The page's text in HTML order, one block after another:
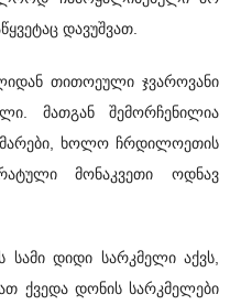
დავუშვათ.
თითოეული ჯვაროვანი
მათგან შემორჩენილია
ხოლო ჩრდილოეთის
მონაკვეთი ოდნავ
სამი დიდი სარკმელი აქვს,
ქვედა დონის სარკმელები